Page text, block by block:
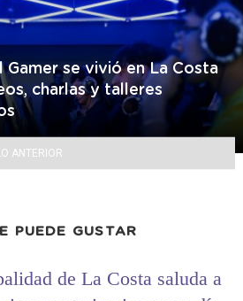
Gamer se vivió en La Costa
charlas y talleres
ANTERIOR
PUEDE GUSTAR
de La Costa saluda a